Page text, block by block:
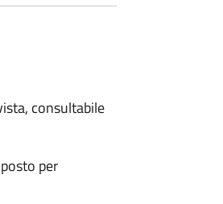
consultabile
per